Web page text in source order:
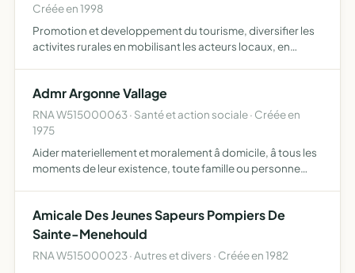
Créée en 1998
Promotion et developpement du tourisme, diversifier les
activites rurales en mobilisant les acteurs locaux, en
Admr Argonne Vallage
RNA W515000063 · Santé et action sociale · Créée en
1975
Aider materiellement et moralement â domicile, â tous les
moments de leur existence, toute famille ou personne
Amicale Des Jeunes Sapeurs Pompiers De
Sainte-Menehould
RNA W515000023 · Autres et divers · Créée en 1982